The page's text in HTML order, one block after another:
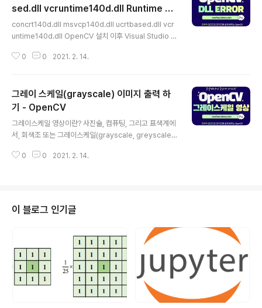
다. 사실적 렌더링 비 사실적 렌더링 렌더링 방법은 크게 사
우선 사실적 렌더링은 트랜스 포머나 캐리비안의 해적 등
의 공상 과학영화에서와 같이 실제 생활과 구분이 되지 않
는 영상을 추구하는 방법을 의미하고, 열혈강호 등 만화나
sed.dll vcruntime140d.dll Runtime Er
ror - OpenCV
concrt140d.dll msvcp140d.dll ucrtbased.dll vcr
untime140d.dll OpenCV 설치 이후 Visual Studio 로
에 해당 파일을 다운 로드 받아 설치 해야 합니다. DLL 복
수 있다. C:\Windows\System32 C:\Windows\Sys
WOW64 DLL 다운로드 웹 사이트 DLL 을 다운 로드 받
는 웹 사이트 주소는 아래를 참고한다. ko.dll-files.com/
누락된 DLL 파일들을 무료로 다운로드받으세요 | DLL‑fil
es.com DLL-FILES..
0 0 2021. 2. 14.
그레이 스케일(grayscale) 이미지 출력 하
기 - OpenCV
그레이스케일 영상이란? 사진술, 컴퓨팅, 그리고 표색계에
서, 회색조 또는 그레이스케일(grayscale, greyscale)
샘플인 이미지를 가리키며, 광도의 정보만을 전달한다. 이
색조 이미지는 1비트 투톤의 흑백 이미지와는 구분되며 컴
퓨터 이미징에서 볼 때 이미지는 검은색과 흰색의 두 색만
을 가지고 있다(bilevel또는 이진 이미지라고도 불린다).
회색조 이미지는 그 사이의 많은 회색 음영을 가지고 있다.
회색조 이미지는 진동수(또는 파장)의 특정한 가중 조합에
따라 각 픽셀에서..
0 0 2021. 2. 14.
이 블로그 인기글